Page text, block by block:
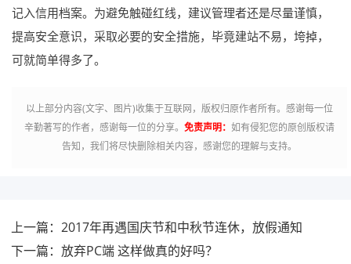
记入信用档案。为避免触碰红线，建议管理者还是尽量谨慎，
提高安全意识，采取必要的安全措施，毕竟建站不易，垮掉，
可就简单得多了。
以上部分内容(文字、图片)收集于互联网，版权归原作者所有。感谢每一位
辛勤著写的作者，感谢每一位的分享。 免责声明： 如有侵犯您的原创版权请
告知，我们将尽快删除相关内容，感谢您的理解与支持。
上一篇：2017年再遇国庆节和中秋节连休，放假通知
下一篇：放弃PC端 这样做真的好吗？